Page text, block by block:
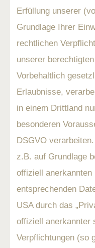
Erfüllung unserer
Grundlage Ihrer
rechtlichen
unserer
Vorbehaltlich
Erlaubnisse,
in einem Drittland
besonderen
DSGVO
z.B. auf Grundlage
offiziell
entsprechenden
USA durch das
offiziell anerkannter
Verpflichtungen (so